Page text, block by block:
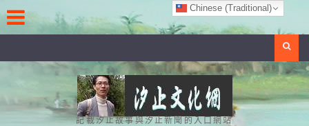
to
content
記載汐止故事與汐止新聞的入口網站
Chinese (Traditional)